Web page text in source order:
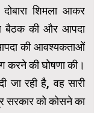
शिमला आकर
बैठक की और आपदा
की आवश्यकताओं
करने की घोषणा की।
जा रही है, वह सारी
सरकार को कोसने का